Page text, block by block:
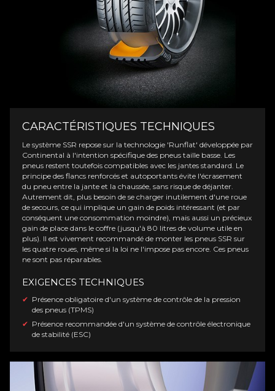
CARACTÉRISTIQUES TECHNIQUES
Le système SSR repose sur la technologie 'Runflat' développée par
Continental à l'intention spécifique des pneus taille basse. Les
pneus restent toutefois compatibles avec les jantes standard. Le
principe des flancs renforcés et autoportants évite l'écrasement
du pneu entre la jante et la chaussée, sans risque de déjanter.
Autrement dit, plus besoin de se charger inutilement d'une roue
de secours, ce qui implique un gain de poids intéressant (et par
conséquent une consommation moindre), mais aussi un précieux
gain de place dans le coffre (jusqu'à 80 litres de volume utile en
plus). Il est vivement recommandé de monter les pneus SSR sur
les quatre roues, même si la loi ne l'impose pas encore. Ces pneus
ne sont pas réparables.
EXIGENCES TECHNIQUES
Présence obligatoire d'un système de contrôle de la pression
des pneus (TPMS)
Présence recommandée d'un système de contrôle électronique
de stabilité (ESC)